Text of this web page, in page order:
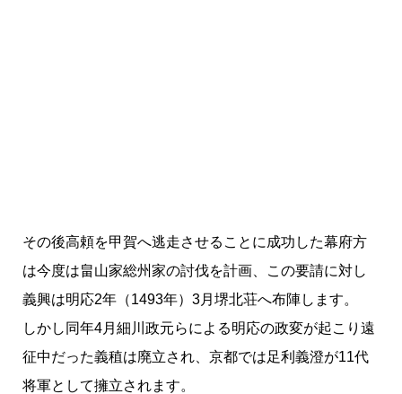
その後高頼を甲賀へ逃走させることに成功した幕府方
は今度は畠山家総州家の討伐を計画、この要請に対し
義興は明応2年（1493年）3月堺北荘へ布陣します。
しかし同年4月細川政元らによる明応の政変が起こり遠
征中だった義稙は廃立され、京都では足利義澄が11代
将軍として擁立されます。